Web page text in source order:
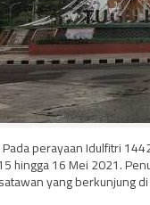
perayaan Idulfitri
hingga 16 Mei 2021.
yang berkunjung